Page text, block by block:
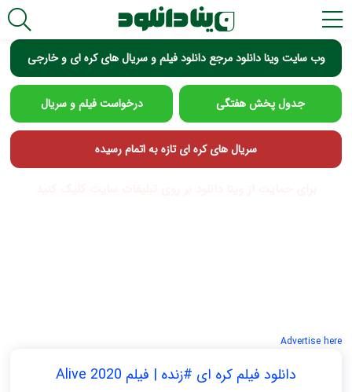
وب سایت وینا دانلود مرجع دانلود فیلم و سریال های کره ای و خارجی
جدول پخش هفتگی درخواست فیلم و سریال
سریال های کره ای تازه به اتمام رسیده
برای حمایت از وینا دانلود بر روی تبلیغات سایت کلیک کنید
Advertise here
دانلود فیلم کره ای #زنده | فیلم Alive 2020